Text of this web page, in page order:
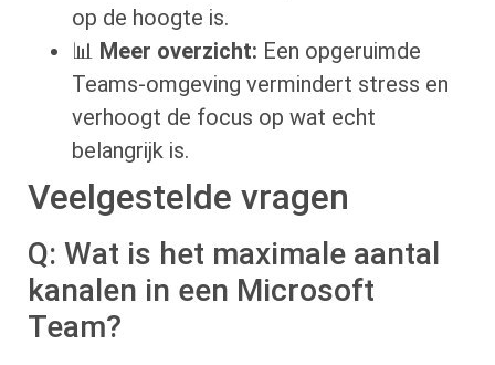
op de hoogte is.
📊 Meer overzicht: Een opgeruimde
Teams-omgeving vermindert stress en
verhoogt de focus op wat echt
belangrijk is.
Veelgestelde vragen
Q: Wat is het maximale aantal
kanalen in een Microsoft
Team?